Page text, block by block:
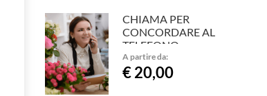
CHIAMA PER
CONCORDARE AL
TELEFONO
A partire da:
€ 20,00